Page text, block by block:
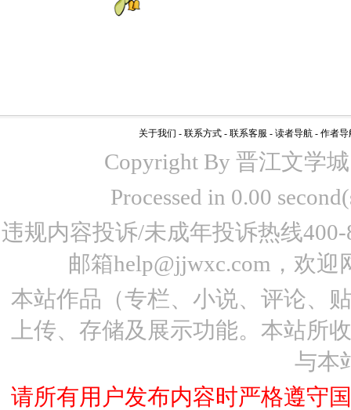
关于我们 - 联系方式 - 联系客服 - 读者导航 - 作者导
Copyright By 晋江文学
Processed in 0.00
违规内容投诉/未成年投诉热线
邮箱help@jjwxc.com，欢
本站作品（专栏、小说、评论、
上传、存储及展示功能。本站所
与本
请所有用户发布内容时严格遵守